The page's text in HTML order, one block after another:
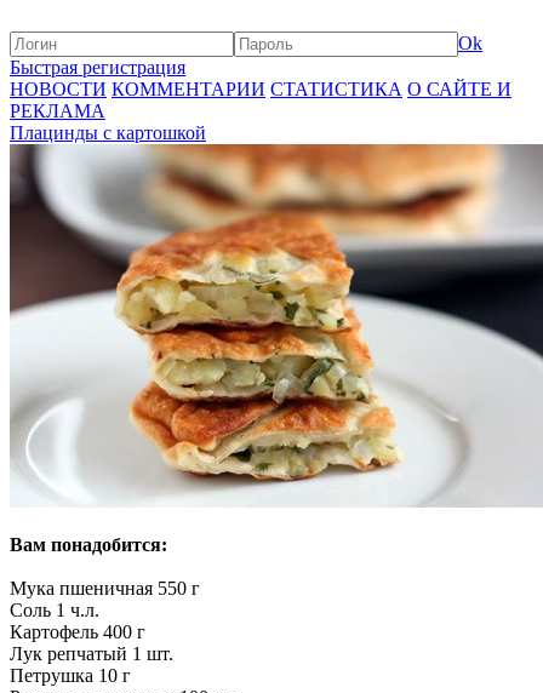
Ok
Быстрая регистрация
НОВОСТИ КОММЕНТАРИИ СТАТИСТИКА О САЙТЕ И
РЕКЛАМА
Плацинды с картошкой
Вам понадобится:
Мука пшеничная 550 г
Соль 1 ч.л.
Картофель 400 г
Лук репчатый 1 шт.
Петрушка 10 г